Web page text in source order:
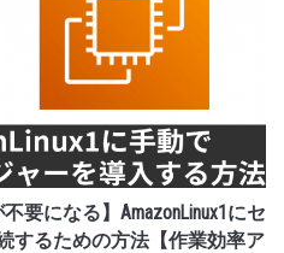
要になる】AmazonLinux1にセ
するための方法【作業効率ア